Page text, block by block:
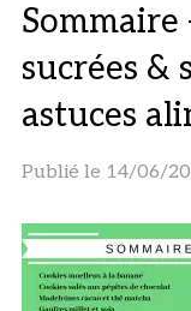
Sommaire
sucrées &
astuces
Publié le 14/06/